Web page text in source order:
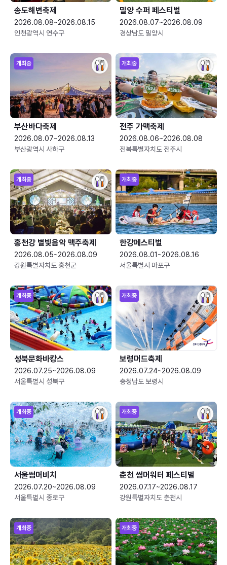
송도해변축제
2026.08.08~2026.08.15
인천광역시 연수구
밀양 수퍼 페스티벌
2026.08.07~2026.08.09
경상남도 밀양시
개최중
부산바다축제
2026.08.07~2026.08.13
부산광역시 사하구
개최중
전주 가맥축제
2026.08.06~2026.08.08
전북특별자치도 전주시
개최중
홍천강 별빛음악 맥주축제
2026.08.05~2026.08.09
강원특별자치도 홍천군
개최중
한강페스티벌
2026.08.01~2026.08.16
서울특별시 마포구
개최중
성북문화바캉스
2026.07.25~2026.08.09
서울특별시 성북구
개최중
보령머드축제
2026.07.24~2026.08.09
충청남도 보령시
개최중
서울썸머비치
2026.07.20~2026.08.09
서울특별시 종로구
개최중
춘천 썸머워터 페스티벌
2026.07.17~2026.08.17
강원특별자치도 춘천시
개최중 개최중